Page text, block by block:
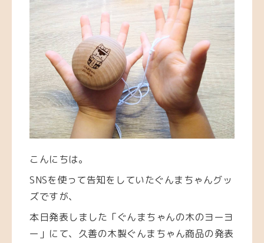
こんにちは。
SNSを使って告知をしていたぐんまちゃんグッ
ズですが、
本日発表しました 「ぐんまちゃんの木のヨーヨ
ー」にて、久善の木製ぐんまちゃん商品の発表